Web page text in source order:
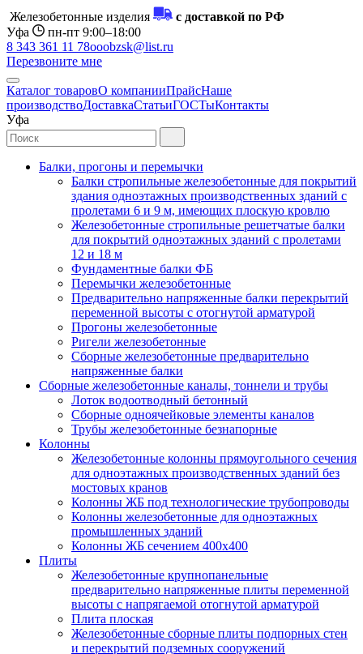
Железобетонные изделия
с доставкой по РФ
Уфа
пн-пт 9:00–18:00
8 343 361 11 78ooobzsk@list.ru
Перезвоните мне
Каталог товаровО компанииПрайсНаше
производствоДоставкаСтатьиГОСТыКонтакты
Уфа
Балки, прогоны и перемычки
Балки стропильные железобетонные для покрытий
здания одноэтажных производственных зданий с
пролетами 6 и 9 м, имеющих плоскую кровлю
Железобетонные стропильные решетчатые балки
для покрытий одноэтажных зданий с пролетами
12 и 18 м
Фундаментные балки ФБ
Перемычки железобетонные
Предварительно напряженные балки перекрытий
переменной высоты с отогнутой арматурой
Прогоны железобетонные
Ригели железобетонные
Сборные железобетонные предварительно
напряженные балки
Сборные железобетонные каналы, тоннели и трубы
Лоток водоотводный бетонный
Сборные одноячейковые элементы каналов
Трубы железобетонные безнапорные
Колонны
Железобетонные колонны прямоугольного сечения
для одноэтажных производственных зданий без
мостовых кранов
Колонны ЖБ под технологические трубопроводы
Колонны железобетонные для одноэтажных
промышленных зданий
Колонны ЖБ сечением 400х400
Плиты
Железобетонные крупнопанельные
предварительно напряженные плиты переменной
высоты с напрягаемой отогнутой арматурой
Плита плоская
Железобетонные сборные плиты подпорных стен
и перекрытий подземных сооружений